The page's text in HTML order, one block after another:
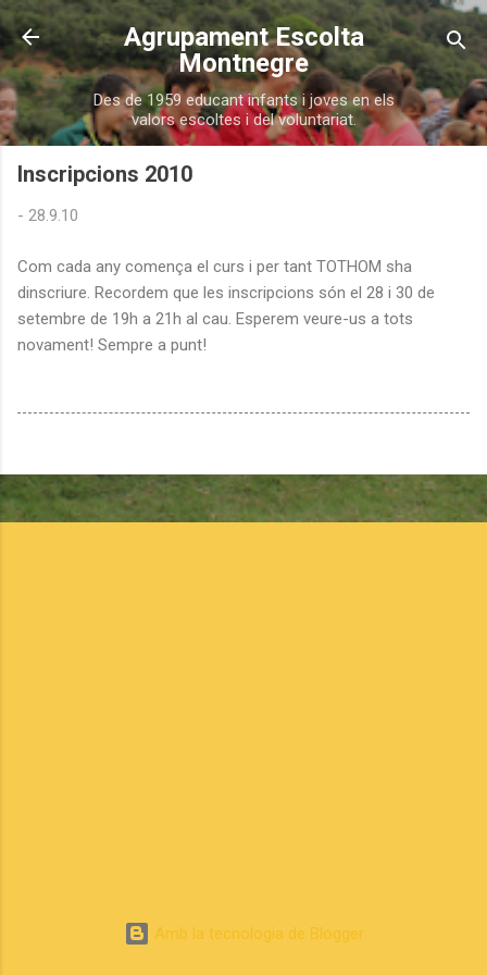
Salta al contingut principal
Agrupament Escolta
Montnegre
Des de 1959 educant infants i joves en els
valors escoltes i del voluntariat.
Inscripcions 2010
- 28.9.10
Com cada any comença el curs i per tant TOTHOM sha
dinscriure. Recordem que les inscripcions són el 28 i 30 de
setembre de 19h a 21h al cau. Esperem veure-us a tots
novament! Sempre a punt!
Amb la tecnologia de Blogger